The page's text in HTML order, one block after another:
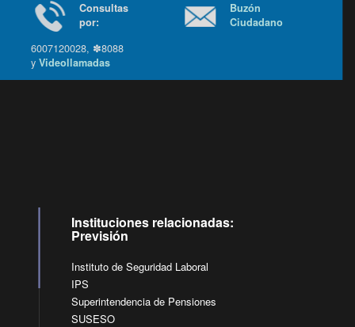
Consultas
por:
6007120028, ✽8088
yVideollamadas
Buzón
Ciudadano
Instituciones relacionadas:
Previsión
Instituto de Seguridad Laboral
IPS
Superintendencia de Pensiones
SUSESO